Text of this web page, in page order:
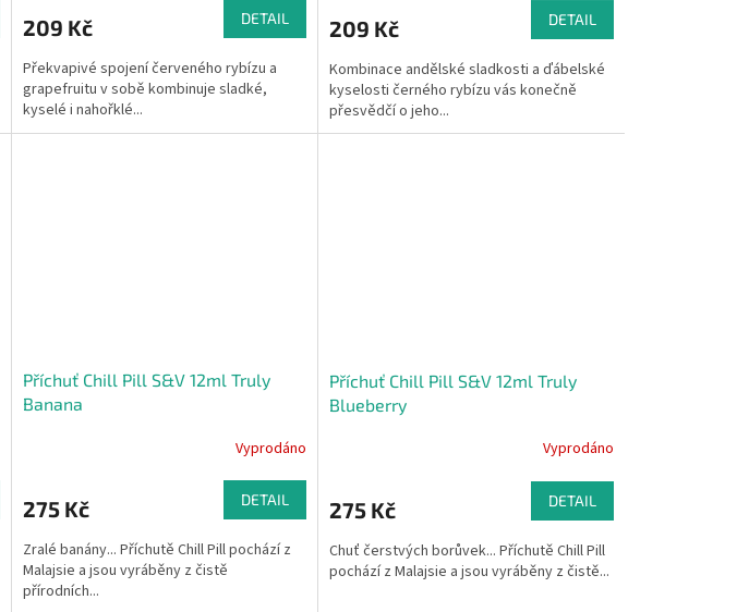
209 Kč DETAIL
Překvapivé spojení červeného rybízu a
grapefruitu v sobě kombinuje sladké,
kyselé i nahořklé...
209 Kč DETAIL
Kombinace andělské sladkosti a ďábelské
kyselosti černého rybízu vás konečně
přesvědčí o jeho...
Příchuť Chill Pill S&V 12ml Truly
Banana
Vyprodáno
275 Kč DETAIL
Zralé banány... Příchutě Chill Pill pochází z
Malajsie a jsou vyráběny z čistě
přírodních...
Příchuť Chill Pill S&V 12ml Truly
Blueberry
Vyprodáno
275 Kč DETAIL
Chuť čerstvých borůvek... Příchutě Chill Pill
pochází z Malajsie a jsou vyráběny z čistě...